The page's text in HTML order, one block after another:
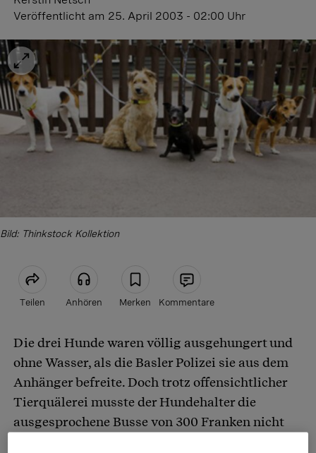
Veröffentlicht am 25. April 2003 - 02:00 Uhr
Bild: Thinkstock Kollektion
Teilen Anhören Merken Kommentare
Artikel teilen
Die drei Hunde waren völlig ausgehungert und
ohne Wasser, als die Basler Polizei sie aus dem
Anhänger befreite. Doch trotz offensichtlicher
Tierquälerei musste der Hundehalter die
ausgesprochene Busse von 300 Franken nicht